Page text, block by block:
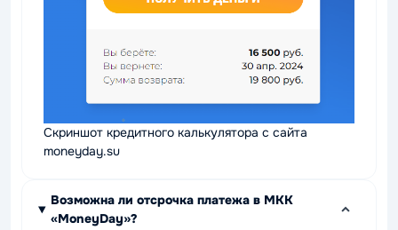
Скриншот кредитного калькулятора с сайта
moneyday.su
Возможна ли отсрочка платежа в МКК
«MoneyDay»?